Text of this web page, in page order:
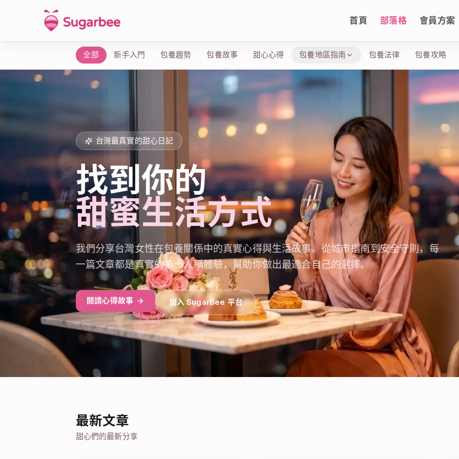
首頁 部落格 會員方案
全部 新手入門 包養趨勢 包養故事 甜心心得 包養地區指南 包養法律 包養攻略
台灣最真實的甜心日記
找到你的
甜蜜生活方式
我們分享台灣女性在包養關係中的真實心得與生活故事。從城市指南到安全守則，每
一篇文章都是真實的第一人稱體驗，幫助你做出最適合自己的選擇。
閱讀心得故事 加入 SugarBee 平台
最新文章
甜心們的最新分享